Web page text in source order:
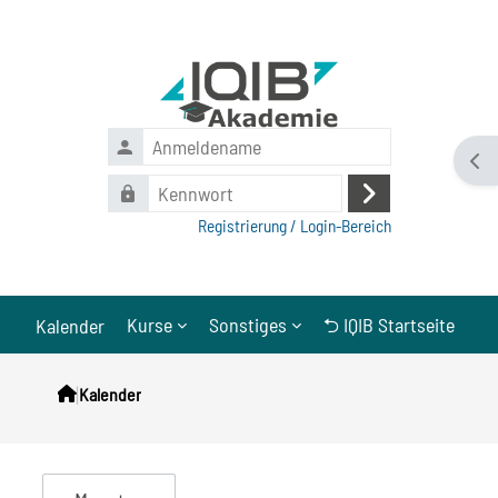
Anmeldename
Kennwort
Anmelden
Registrierung / Login-Bereich
Kalender Kurse Sonstiges ⮌ IQIB Startseite
|Kalender